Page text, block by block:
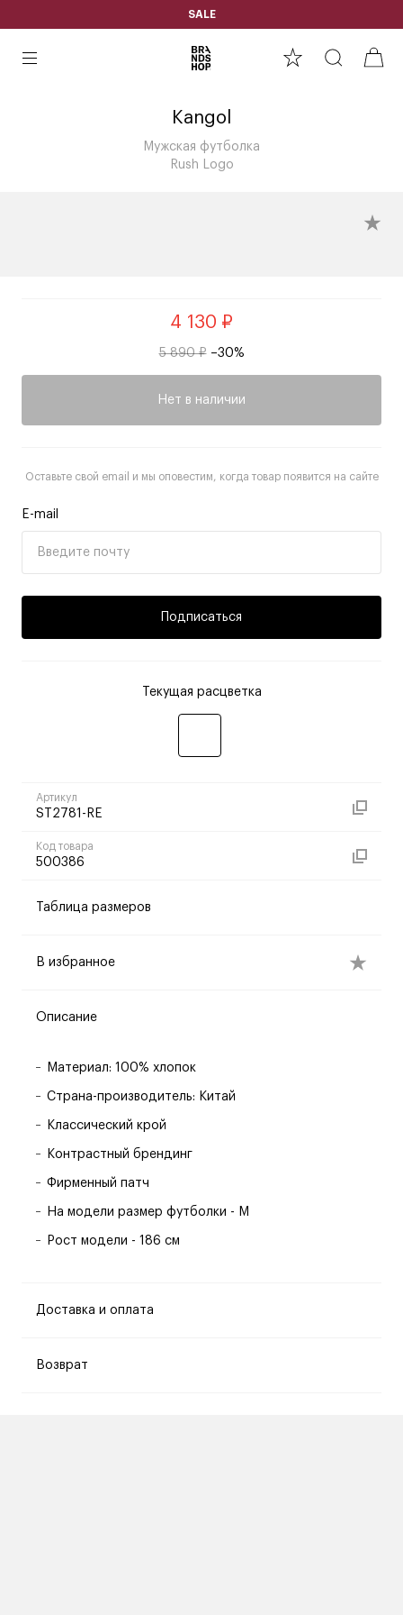
SALE
Kangol
Мужская футболка
Rush Logo
4 130 ₽
5 890 ₽ –30%
Нет в наличии
Оставьте свой email и мы оповестим, когда товар появится на сайте
E-mail
Подписаться
Текущая расцветка
Артикул
ST2781-RE
Код товара
500386
Таблица размеров
В избранное
Описание
Материал: 100% хлопок
Страна-производитель: Китай
Классический крой
Контрастный брендинг
Фирменный патч
На модели размер футболки - M
Рост модели - 186 см
Доставка и оплата
Возврат